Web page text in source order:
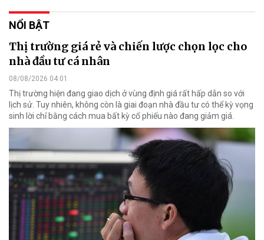
NỔI BẬT
Thị trường giá rẻ và chiến lược chọn lọc cho
nhà đầu tư cá nhân
08/08/2026 04:01
Thị trường hiện đang giao dịch ở vùng định giá rất hấp dẫn so với
lịch sử. Tuy nhiên, không còn là giai đoạn nhà đầu tư có thể kỳ vọng
sinh lời chỉ bằng cách mua bất kỳ cổ phiếu nào đang giảm giá.